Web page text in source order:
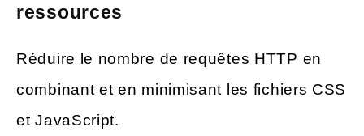
ressources
Réduire le nombre de requêtes HTTP en
combinant et en minimisant les fichiers CSS
et JavaScript.